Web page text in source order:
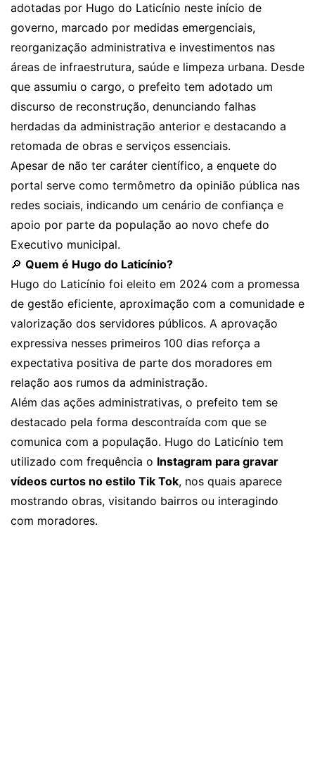
adotadas por Hugo do Laticínio neste início de
governo, marcado por medidas emergenciais,
reorganização administrativa e investimentos nas
áreas de infraestrutura, saúde e limpeza urbana. Desde
que assumiu o cargo, o prefeito tem adotado um
discurso de reconstrução, denunciando falhas
herdadas da administração anterior e destacando a
retomada de obras e serviços essenciais.
Apesar de não ter caráter científico, a enquete do
portal serve como termômetro da opinião pública nas
redes sociais, indicando um cenário de confiança e
apoio por parte da população ao novo chefe do
Executivo municipal.
🔎 Quem é Hugo do Laticínio?
Hugo do Laticínio foi eleito em 2024 com a promessa
de gestão eficiente, aproximação com a comunidade e
valorização dos servidores públicos. A aprovação
expressiva nesses primeiros 100 dias reforça a
expectativa positiva de parte dos moradores em
relação aos rumos da administração.
Além das ações administrativas, o prefeito tem se
destacado pela forma descontraída com que se
comunica com a população. Hugo do Laticínio tem
utilizado com frequência o Instagram para gravar
vídeos curtos no estilo Tik Tok, nos quais aparece
mostrando obras, visitando bairros ou interagindo
com moradores.